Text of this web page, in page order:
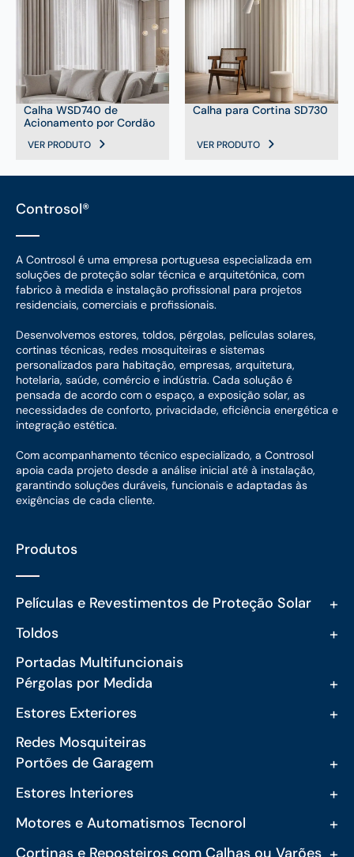
Calha WSD740 de
Acionamento por Cordão
VER PRODUTO
Calha para Cortina SD730
VER PRODUTO
Controsol®
A Controsol é uma empresa portuguesa especializada em
soluções de proteção solar técnica e arquitetónica, com
fabrico à medida e instalação profissional para projetos
residenciais, comerciais e profissionais.
Desenvolvemos estores, toldos, pérgolas, películas solares,
cortinas técnicas, redes mosquiteiras e sistemas
personalizados para habitação, empresas, arquitetura,
hotelaria, saúde, comércio e indústria. Cada solução é
pensada de acordo com o espaço, a exposição solar, as
necessidades de conforto, privacidade, eficiência energética e
integração estética.
Com acompanhamento técnico especializado, a Controsol
apoia cada projeto desde a análise inicial até à instalação,
garantindo soluções duráveis, funcionais e adaptadas às
exigências de cada cliente.
Produtos
Películas e Revestimentos de Proteção Solar +
Toldos +
Portadas Multifuncionais
Pérgolas por Medida
+
Estores Exteriores +
Redes Mosquiteiras
Portões de Garagem
+
Estores Interiores +
Motores e Automatismos Tecnorol +